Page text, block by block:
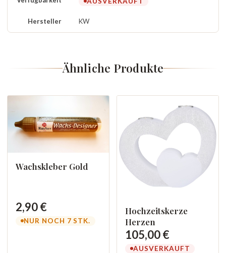
Hersteller KW
Ähnliche Produkte
Wachskleber Gold
2,90 €
NUR NOCH 7 STK.
Hochzeitskerze
Herzen
105,00 €
AUSVERKAUFT